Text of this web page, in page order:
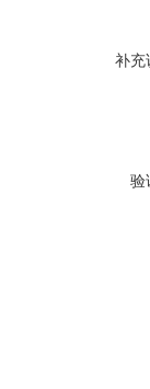
补充
验